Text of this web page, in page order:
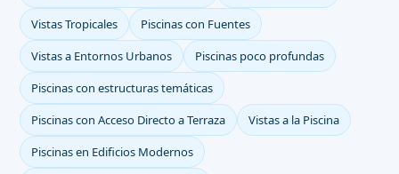
Vistas Tropicales
Piscinas con Fuentes
Vistas a Entornos Urbanos
Piscinas poco profundas
Piscinas con estructuras temáticas
Piscinas con Acceso Directo a Terraza
Vistas a la Piscina
Piscinas en Edificios Modernos